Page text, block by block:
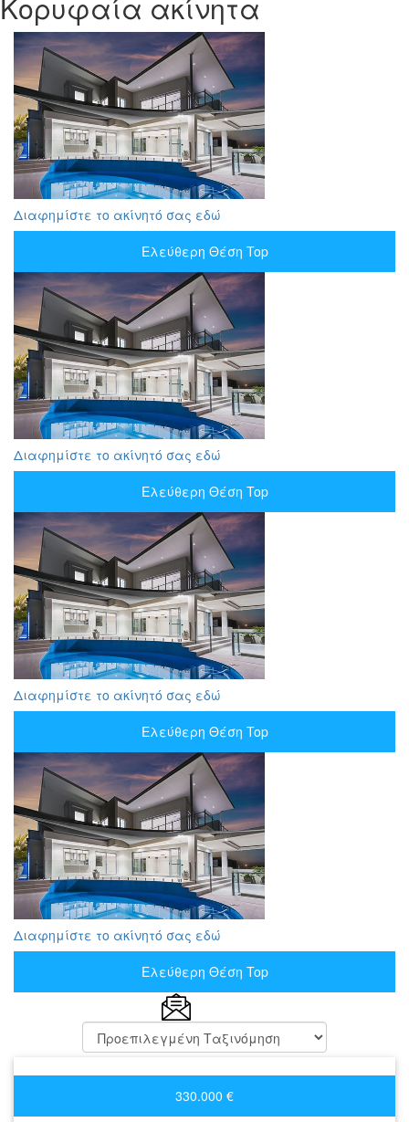
Διαφημίστε το ακίνητό σας εδώ
Ελεύθερη Θέση Top
Διαφημίστε το ακίνητό σας εδώ
Ελεύθερη Θέση Top
Διαφημίστε το ακίνητό σας εδώ
Ελεύθερη Θέση Top
Διαφημίστε το ακίνητό σας εδώ
Ελεύθερη Θέση Top
330.000 €